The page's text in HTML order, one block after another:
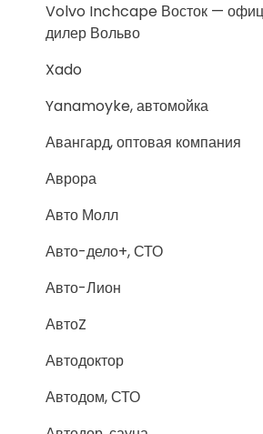
Volvo Inchcape Восток —
дилер Вольво
Xado
Yanamoyke, автомойка
Авангард, оптовая компания
Аврора
Авто Молл
Авто-дело+, СТО
Авто-Лион
АвтоZ
Автодоктор
Автодом, СТО